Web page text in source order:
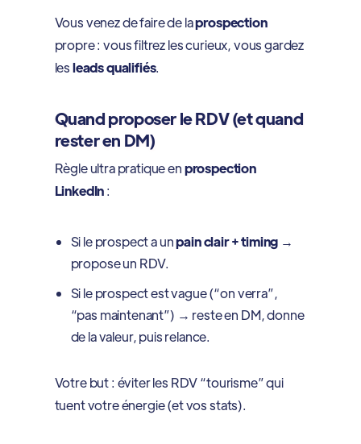
Vous venez de faire de laprospection
propre : vous filtrez les curieux, vous gardez
lesleads qualifiés.
Quand proposer le RDV (et quand
rester en DM)
Règle ultra pratique enprospection
LinkedIn:
Si le prospect a unpain clair + timing →
propose un RDV.
Si le prospect est vague (“on verra”,
“pas maintenant”) → reste en DM, donne
de la valeur, puis relance.
Votre but : éviter les RDV “tourisme” qui
tuent votre énergie (et vos stats).